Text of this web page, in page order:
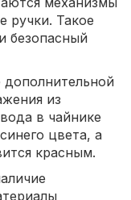
ручки. Такое
безопасный
из
в чайнике
цвета, а
красным.